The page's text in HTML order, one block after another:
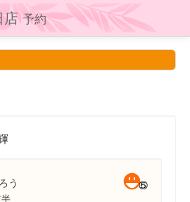
店予約
う